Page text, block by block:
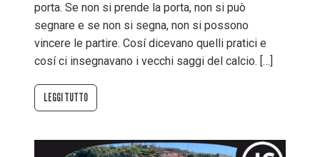
porta. Se non si prende la porta, non si può
segnare e se non si segna, non si possono
vincere le partire. Cosí dicevano quelli pratici e
cosí ci insegnavano i vecchi saggi del calcio. […]
LEGGI TUTTO